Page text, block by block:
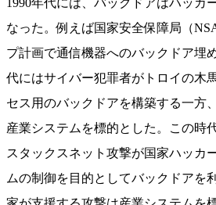
なった。例えば国家安全保障局（
プ計画で通信機器へのバックドア埋
代にはサイバー犯罪者がトロイの木
セス用のバックドアを構築する一方
産業システムを標的とした。この時
スタックスネット攻撃が国家ハッカ
ムの制御を目的としてバックドアを